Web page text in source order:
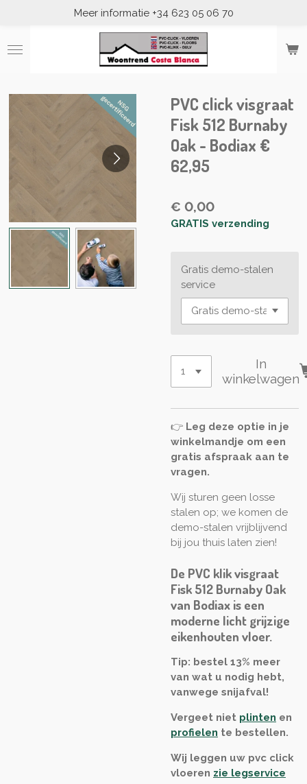
naar
Meer informatie +34 623 05 06 70
PVC click visgraat
Fisk 512 Burnaby
Oak - Bodiax €
62,95
€ 0,00
GRATIS verzending
Gratis demo-stalen
service
In
winkelwagen
👉 Leg deze optie in je
winkelmandje om een
gratis afspraak aan te
vragen.
Wij sturen geen losse
stalen op; we komen de
demo-stalen vrijblijvend
bij jou thuis laten zien!
De PVC klik visgraat
Fisk 512 Burnaby Oak
van Bodiax is een
moderne licht grijzige
eikenhouten vloer.
Tip: bestel 13% meer
van wat u nodig hebt,
vanwege snijafval!
Vergeet niet plinten en
profielen te bestellen.
Wij leggen uw pvc click
vloeren zie legservice